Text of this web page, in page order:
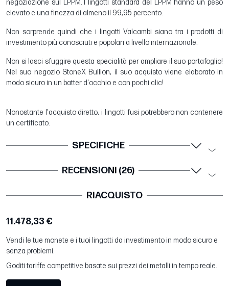
negoziazione sul LPPM. I lingotti standard del LPPM hanno un peso
elevato e una finezza di almeno il 99,95 percento.
Non sorprende quindi che i lingotti Valcambi siano tra i prodotti di
investimento più conosciuti e popolari a livello internazionale.
Non si lasci sfuggire questa specialità per ampliare il suo portafoglio!
Nel suo negozio StoneX Bullion, il suo acquisto viene elaborato in
modo sicuro in un batter d'occhio e con pochi clic!
Nonostante l'acquisto diretto, i lingotti fusi potrebbero non contenere
un certificato.
SPECIFICHE
RECENSIONI (26)
RIACQUISTO
11.478,33 €
Vendi le tue monete e i tuoi lingotti da investimento in modo sicuro e
senza problemi.
Goditi tariffe competitive basate sui prezzi dei metalli in tempo reale.